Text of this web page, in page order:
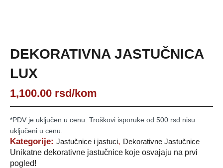
DEKORATIVNA JASTUČNICA
LUX
1,100.00 rsd/kom
*PDV je uključen u cenu. Troškovi isporuke od 500 rsd nisu
uključeni u cenu.
Kategorije: Jastučnice i jastuci, Dekorativne Jastučnice
Unikatne dekorativne jastučnice koje osvajaju na prvi
pogled!